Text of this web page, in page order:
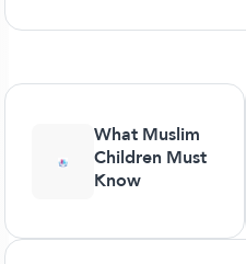
What Muslim
Children Must
Know